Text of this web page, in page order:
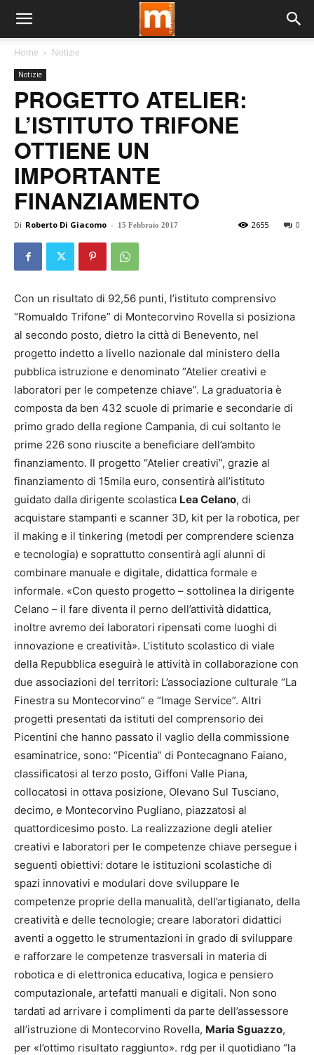
Home Notizie
Notizie
PROGETTO ATELIER:
L’ISTITUTO TRIFONE
OTTIENE UN
IMPORTANTE
FINANZIAMENTO
Di Roberto Di Giacomo - 15 Febbraio 2017 0
2655
Con un risultato di 92,56 punti, l’istituto comprensivo
“Romualdo Trifone” di Montecorvino Rovella si posiziona
al secondo posto, dietro la città di Benevento, nel
progetto indetto a livello nazionale dal ministero della
pubblica istruzione e denominato “Atelier creativi e
laboratori per le competenze chiave”. La graduatoria è
composta da ben 432 scuole di primarie e secondarie di
primo grado della regione Campania, di cui soltanto le
prime 226 sono riuscite a beneficiare dell’ambito
finanziamento. Il progetto “Atelier creativi”, grazie al
finanziamento di 15mila euro, consentirà all’istituto
guidato dalla dirigente scolastica Lea Celano, di
acquistare stampanti e scanner 3D, kit per la robotica, per
il making e il tinkering (metodi per comprendere scienza
e tecnologia) e soprattutto consentirà agli alunni di
combinare manuale e digitale, didattica formale e
informale. «Con questo progetto – sottolinea la dirigente
Celano – il fare diventa il perno dell’attività didattica,
inoltre avremo dei laboratori ripensati come luoghi di
innovazione e creatività». L’istituto scolastico di viale
della Repubblica eseguirà le attività in collaborazione con
due associazioni del territori: L’associazione culturale “La
Finestra su Montecorvino” e “Image Service”. Altri
progetti presentati da istituti del comprensorio dei
Picentini che hanno passato il vaglio della commissione
esaminatrice, sono: “Picentia” di Pontecagnano Faiano,
classificatosi al terzo posto, Giffoni Valle Piana,
collocatosi in ottava posizione, Olevano Sul Tusciano,
decimo, e Montecorvino Pugliano, piazzatosi al
quattordicesimo posto. La realizzazione degli atelier
creativi e laboratori per le competenze chiave persegue i
seguenti obiettivi: dotare le istituzioni scolastiche di
spazi innovativi e modulari dove sviluppare le
competenze proprie della manualità, dell’artigianato, della
creatività e delle tecnologie; creare laboratori didattici
aventi a oggetto le strumentazioni in grado di sviluppare
e rafforzare le competenze trasversali in materia di
robotica e di elettronica educativa, logica e pensiero
computazionale, artefatti manuali e digitali. Non sono
tardati ad arrivare i complimenti da parte dell’assessore
all’istruzione di Montecorvino Rovella, Maria Sguazzo,
per «l’ottimo risultato raggiunto». rdg per il quotidiano “la